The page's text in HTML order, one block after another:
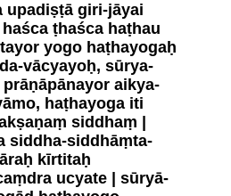
upadiṣṭā giri-jāyai
ṭhaśca haṭhau
yogo haṭhayogaḥ
vācyayoḥ, sūrya-
aikya-
haṭhayoga iti
siddhaṃ |
siddha-siddhāṃta-
kīrtitaḥ
ucyate | sūryā-